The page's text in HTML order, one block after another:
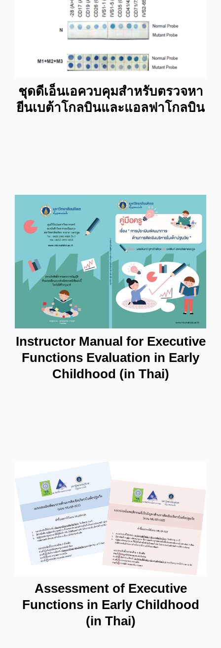
ชุดดีเอ็นเอควบคุมสำหรับตรวจหา
ยีนเบต้าโกลบินและแอลฟาโกลบิน
Instructor Manual for Executive
Functions Evaluation in Early
Childhood (in Thai)
Assessment of Executive
Functions in Early Childhood
(in Thai)